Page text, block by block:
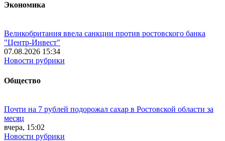
Экономика
Великобритания ввела санкции против ростовского банка
"Центр-Инвест"
07.08.2026 15:34
Новости рубрики
Общество
Почти на 7 рублей подорожал сахар в Ростовской области за
месяц
вчера, 15:02
Новости рубрики